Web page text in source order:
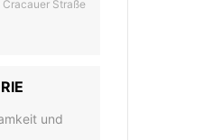
Cracauer Straße
und